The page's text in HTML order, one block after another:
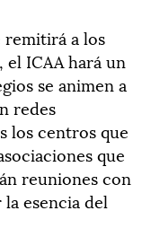
remitirá a los
ICAA hará un
se animen a
redes
los centros que
que
reuniones con
esencia del